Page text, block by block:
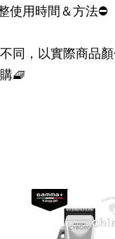
使用時間＆方法⛔
同，以實際商品顏
🧇